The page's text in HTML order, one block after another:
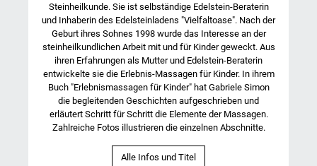
Steinheilkunde. Sie ist selbständige Edelstein-Beraterin
und Inhaberin des Edelsteinladens "Vielfaltoase". Nach der
Geburt ihres Sohnes 1998 wurde das Interesse an der
steinheilkundlichen Arbeit mit und für Kinder geweckt. Aus
ihren Erfahrungen als Mutter und Edelstein-Beraterin
entwickelte sie die Erlebnis-Massagen für Kinder. In ihrem
Buch "Erlebnismassagen für Kinder" hat Gabriele Simon
die begleitenden Geschichten aufgeschrieben und
erläutert Schritt für Schritt die Elemente der Massagen.
Zahlreiche Fotos illustrieren die einzelnen Abschnitte.
Alle Infos und Titel